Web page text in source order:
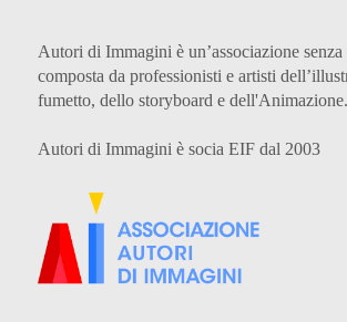
Autori di Immagini è un’associazione
composta da professionisti e artisti
fumetto, dello storyboard e dell'Animazione.
Autori di Immagini è socia EIF dal 2003